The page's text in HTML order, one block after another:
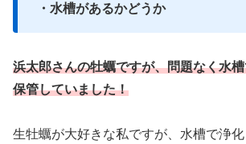
・水槽があるかどうか
浜太郎さんの牡蠣ですが、問題なく水
保管していました！
生牡蠣が大好きな私ですが、水槽で浄